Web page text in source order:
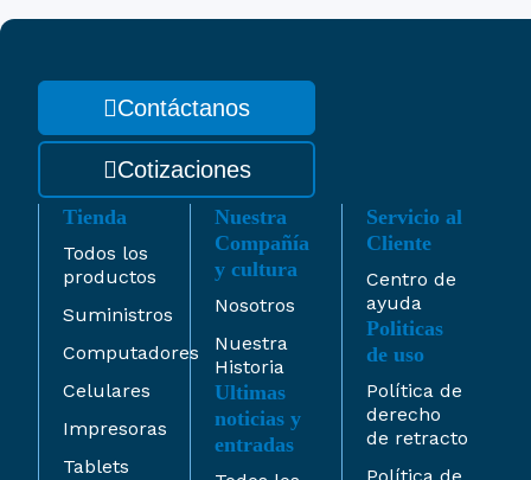
Contáctanos
Cotizaciones
Tienda
Todos los
productos
Suministros
Computadores
Celulares
Impresoras
Tablets
Nuestra
Compañía
y cultura
Nosotros
Nuestra
Historia
Ultimas
noticias y
entradas
Servicio al
Cliente
Centro de
ayuda
Politicas
de uso
Política de
derecho
de retracto